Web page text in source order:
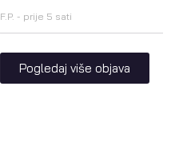
F.P. prije 5 sati
Pogledaj više objava